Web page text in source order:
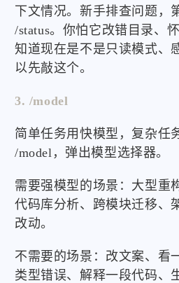
下文情况。新手排查问题，
/status。你怕它改错目录、
知道现在是不是只读模式、
以先敲这个。
3. /model
简单任务用快模型，复杂任
/model，弹出模型选择器。
需要强模型的场景：大型重
代码库分析、跨模块迁移、
改动。
不需要的场景：改文案、看
类型错误、解释一段代码、